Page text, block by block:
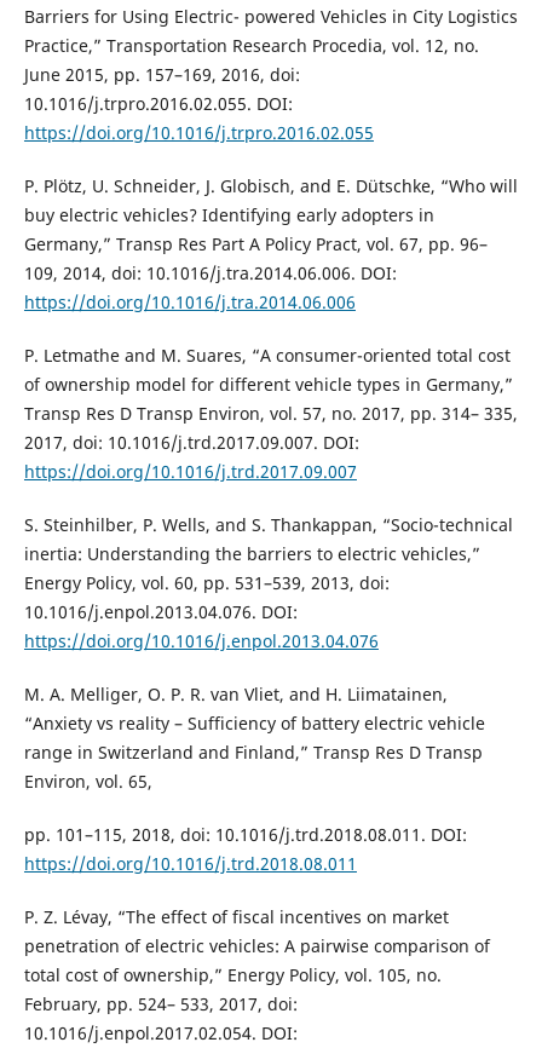
Barriers for Using Electric- powered Vehicles in City Logistics
Practice,” Transportation Research Procedia, vol. 12, no.
June 2015, pp. 157–169, 2016, doi:
10.1016/j.trpro.2016.02.055. DOI:
https://doi.org/10.1016/j.trpro.2016.02.055
P. Plötz, U. Schneider, J. Globisch, and E. Dütschke, “Who will
buy electric vehicles? Identifying early adopters in
Germany,” Transp Res Part A Policy Pract, vol. 67, pp. 96–
109, 2014, doi: 10.1016/j.tra.2014.06.006. DOI:
https://doi.org/10.1016/j.tra.2014.06.006
P. Letmathe and M. Suares, “A consumer-oriented total cost
of ownership model for different vehicle types in Germany,”
Transp Res D Transp Environ, vol. 57, no. 2017, pp. 314– 335,
2017, doi: 10.1016/j.trd.2017.09.007. DOI:
https://doi.org/10.1016/j.trd.2017.09.007
S. Steinhilber, P. Wells, and S. Thankappan, “Socio-technical
inertia: Understanding the barriers to electric vehicles,”
Energy Policy, vol. 60, pp. 531–539, 2013, doi:
10.1016/j.enpol.2013.04.076. DOI:
https://doi.org/10.1016/j.enpol.2013.04.076
M. A. Melliger, O. P. R. van Vliet, and H. Liimatainen,
“Anxiety vs reality – Sufficiency of battery electric vehicle
range in Switzerland and Finland,” Transp Res D Transp
Environ, vol. 65,
pp. 101–115, 2018, doi: 10.1016/j.trd.2018.08.011. DOI:
https://doi.org/10.1016/j.trd.2018.08.011
P. Z. Lévay, “The effect of fiscal incentives on market
penetration of electric vehicles: A pairwise comparison of
total cost of ownership,” Energy Policy, vol. 105, no.
February, pp. 524– 533, 2017, doi:
10.1016/j.enpol.2017.02.054. DOI: